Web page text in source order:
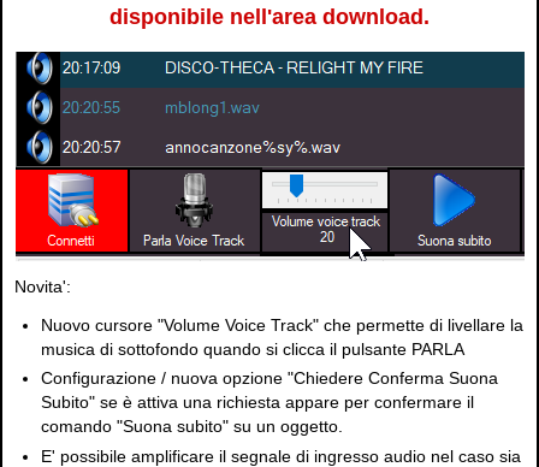
disponibile nell'area download.
Novita':
Nuovo cursore "Volume Voice Track" che permette di livellare la
musica di sottofondo quando si clicca il pulsante PARLA
Configurazione / nuova opzione "Chiedere Conferma Suona
Subito" se è attiva una richiesta appare per confermare il
comando "Suona subito" su un oggetto.
E' possibile amplificare il segnale di ingresso audio nel caso sia